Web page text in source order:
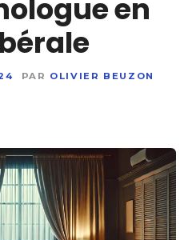
en
PAR OLIVIER BEUZON